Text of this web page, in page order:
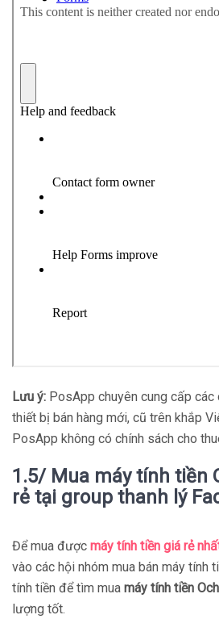
Lưu ý: PosApp chuyên cung cấp
thiết bị bán hàng mới, cũ trên khắp
PosApp không có chính sách cho
1.5/ Mua máy tính tiền
rẻ tại group thanh lý
Để mua được máy tính tiền giá rẻ
vào các hội nhóm mua bán máy tính
tính tiền để tìm mua máy tính tiền
lượng tốt.